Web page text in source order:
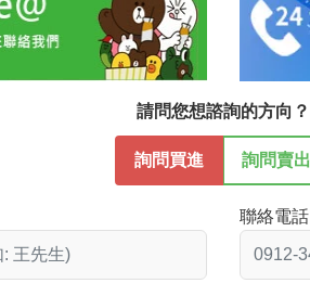
請問您想諮詢的方向？
詢問買進 詢問賣出
聯絡電話